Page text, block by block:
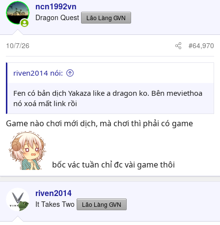
ncn1992vn
Dragon Quest Lão Làng GVN
10/7/26 #64,970
riven2014 nói:
Fen có bản dịch Yakaza like a dragon ko. Bên meviethoa
nó xoá mất link rồi
Game nào chơi mới dịch, mà chơi thì phải có game
bốc vác tuần chỉ đc vài game thôi
riven2014
It Takes Two Lão Làng GVN